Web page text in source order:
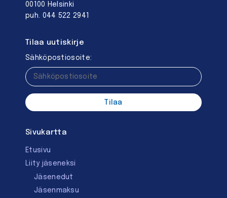
00100 Helsinki
puh. 044 522 2941
Tilaa uutiskirje
Sähköpostiosoite:
Sivukartta
Etusivu
Liity jäseneksi
Jäsenedut
Jäsenmaksu